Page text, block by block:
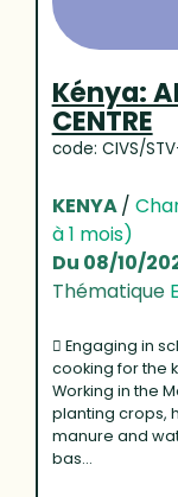
Kénya:
CENTRE
code: CIVS/
KENYA/
à 1 mois)
Du 08/10/
Thématique
 Engaging in
cooking for the
Working in the
planting crops,
manure and
bas...